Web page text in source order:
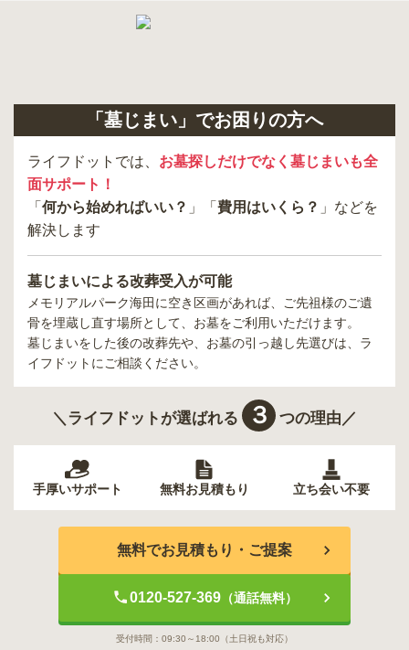
「墓じまい」でお困りの方へ
ライフドットでは、 お墓探しだけでなく墓じまいも全
面サポート！
「 何から始めればいい？ 」「 費用はいくら？ 」などを
解決します
墓じまいによる改葬受入が可能
メモリアルパーク海田 に空き区画があれば、ご先祖様のご遺
骨を埋蔵し直す場所として、お墓をご利用いただけます。
墓じまいをした後の改葬先や、お墓の引っ越し先選びは、ラ
イフドットにご相談ください。
＼ライフドットが選ばれる ３ つの理由／
手厚いサポート 無料お見積もり 立ち会い不要
無料でお見積もり・ご提案
0120-527-369（通話無料）
受付時間： 09:30～18:00 （土日祝も対応）